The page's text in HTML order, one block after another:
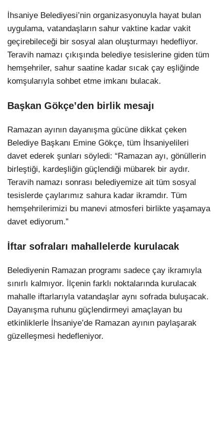
İhsaniye Belediyesi’nin organizasyonuyla hayat bulan
uygulama, vatandaşların sahur vaktine kadar vakit
geçirebileceği bir sosyal alan oluşturmayı hedefliyor.
Teravih namazı çıkışında belediye tesislerine giden tüm
hemşehriler, sahur saatine kadar sıcak çay eşliğinde
komşularıyla sohbet etme imkanı bulacak.
Başkan Gökçe’den birlik mesajı
Ramazan ayının dayanışma gücüne dikkat çeken
Belediye Başkanı Emine Gökçe, tüm İhsaniyelileri
davet ederek şunları söyledi: “Ramazan ayı, gönüllerin
birleştiği, kardeşliğin güçlendiği mübarek bir aydır.
Teravih namazı sonrası belediyemize ait tüm sosyal
tesislerde çaylarımız sahura kadar ikramdır. Tüm
hemşehrilerimizi bu manevi atmosferi birlikte yaşamaya
davet ediyorum.”
İftar sofraları mahallelerde kurulacak
Belediyenin Ramazan programı sadece çay ikramıyla
sınırlı kalmıyor. İlçenin farklı noktalarında kurulacak
mahalle iftarlarıyla vatandaşlar aynı sofrada buluşacak.
Dayanışma ruhunu güçlendirmeyi amaçlayan bu
etkinliklerle İhsaniye’de Ramazan ayının paylaşarak
güzelleşmesi hedefleniyor.